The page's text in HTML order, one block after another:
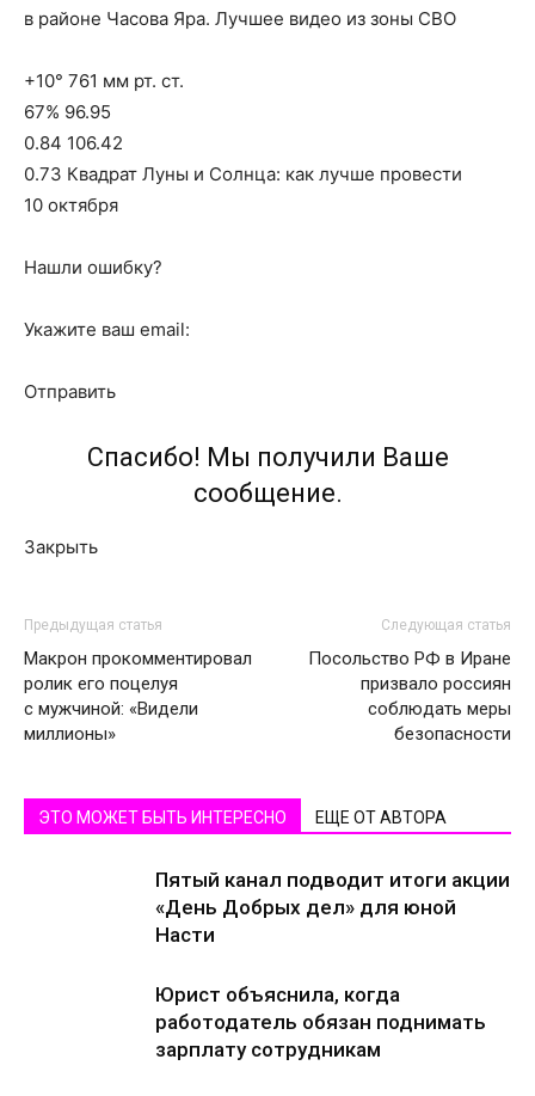
в районе Часова Яра. Лучшее видео из зоны СВО
+10° 761 мм рт. ст.
67% 96.95
0.84 106.42
0.73 Квадрат Луны и Солнца: как лучше провести
10 октября
Нашли ошибку?
Укажите ваш email:
Отправить
Спасибо! Мы получили Ваше
сообщение.
Закрыть
Предыдущая статья
Макрон прокомментировал
ролик его поцелуя
с мужчиной: «Видели
миллионы»
Следующая статья
Посольство РФ в Иране
призвало россиян
соблюдать меры
безопасности
ЭТО МОЖЕТ БЫТЬ ИНТЕРЕСНО ЕЩЕ ОТ АВТОРА
Пятый канал подводит итоги акции
«День Добрых дел» для юной
Насти
Юрист объяснила, когда
работодатель обязан поднимать
зарплату сотрудникам